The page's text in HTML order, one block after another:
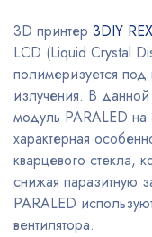
3D принтер 3DIY
LCD (Liquid Crystal
полимеризуется под
излучения. В
модуль PARALED
характерная
кварцевого стекла,
снижая паразитную
PARALED
вентилятора.